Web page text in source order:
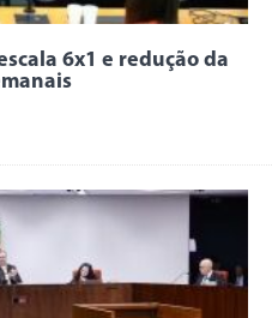
6x1 e redução da